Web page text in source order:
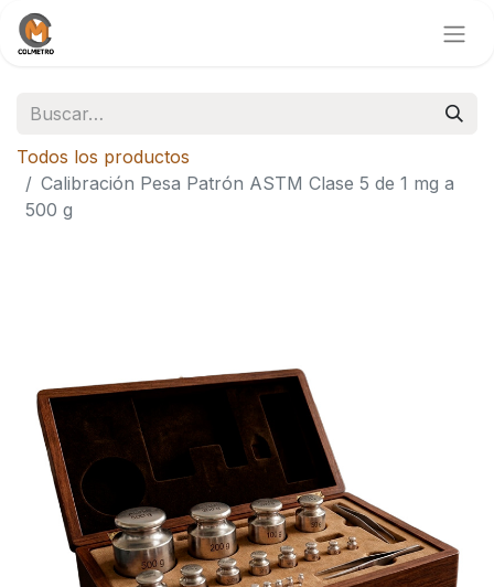
Todos los productos
Calibración Pesa Patrón ASTM Clase 5 de 1 mg a
500 g